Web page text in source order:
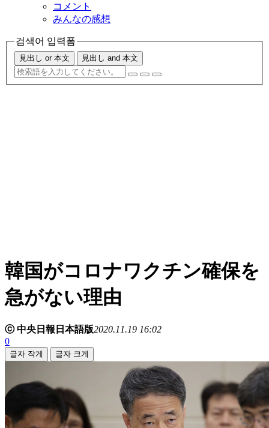
コメント
みんなの感想
검색어 입력폼
見出し or 本文 見出し and 本文
韓国がコロナワクチン確保を
急がない理由
ⓒ 中央日報日本語版2020.11.19 16:02
0
글자 작게 글자 크게